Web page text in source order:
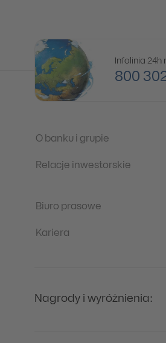
Infolinia 24h
800
O banku i grupie
Relacje inwestorskie
Biuro prasowe
Kariera
Nagrody i wyróżnienia: